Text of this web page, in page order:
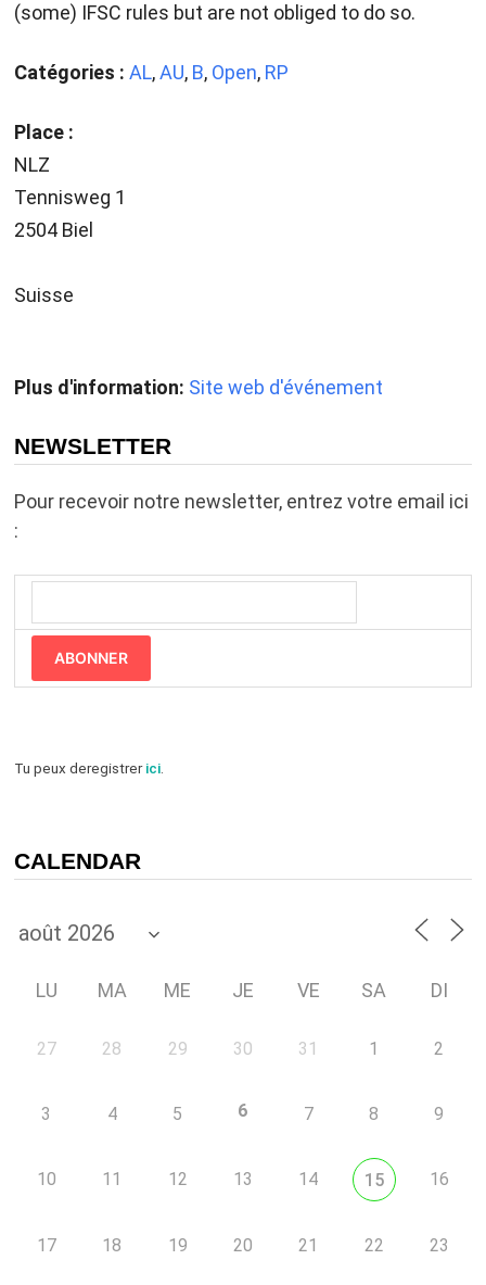
(some) IFSC rules but are not obliged to do so.
Catégories : AL,AU, B, Open, RP
Place :
NLZ
Tennisweg 1
2504 Biel
Suisse
Plus d'information: Site web d'événement
NEWSLETTER
Pour recevoir notre newsletter, entrez votre email ici
:
ABONNER
Tu peux deregistrerici.
CALENDAR
LU MA ME JE VE SA DI
27 28 29 30 31 1 2
3 4 5 6 7 8 9
10 11 12 13 14 15 16
17 18 19 20 21 22 23